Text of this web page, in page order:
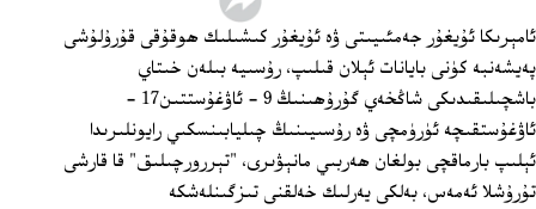
ئامېرىكا ئۇيغۇر جەمئىيىتى ۋە ئۇيغۇر كىشىلىك ھوقۇقى قۇرۇلۇشى
پەيشەنبە كۈنى بايانات ئېلان قىلىپ، رۇسىيە بىلەن خىتاي
باشچىلىقىدىكى شاڭخەي گۇرۇھىنىڭ 9 ‏- ئاۋغۇستتىن17 -
ئاۋغۇستقىچە ئۈرۈمچى ۋە رۇسىيىنىڭ چىليابىنسكىي رايونلىرىدا
ئېلىپ بارماقچى بولغان ھەربىي مانېۋىرى، "تېررورچىلىق" قا قارشى
تۇرۇشلا ئەمەس، بەلكى يەرلىك خەلقنى تىزگىنلەشكە